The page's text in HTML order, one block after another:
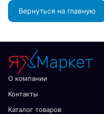
Вернуться на главную
О компании
Контакты
Каталог товаров